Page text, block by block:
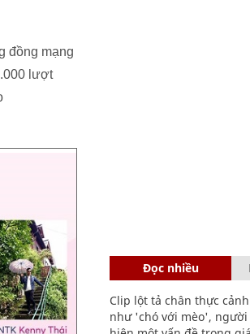
đồng mạng
lượt
Đọc nhiều
Clip lột tả chân thực
như 'chó với mèo',